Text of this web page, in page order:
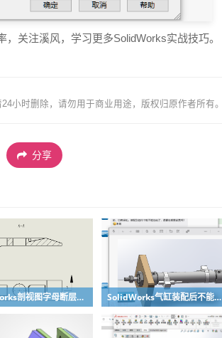
关注溪风，学习更多SolidWorks实战技巧。
小时删除，请勿用于商业用途，版权归原作者所有。
分享
SolidWorks剖视图字母断层无需手动修改，设置一下就好 SolidWorks气缸装配后不能移动？溪风给你解决方法